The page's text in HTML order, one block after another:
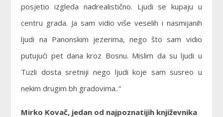
posjetio izgleda nadrealistično. Ljudi se kupaju u
centru grada. Ja sam vidio više veselih i nasmijanih
ljudi na Panonskim jezerima, nego što sam vidio
putujući pet dana kroz Bosnu. Mislim da su ljudi u
Tuzli dosta sretniji nego ljudi koje sam susreo u
nekim drugim bh gradovima..“
Mirko Kovač, jedan od najpoznatijih književnika